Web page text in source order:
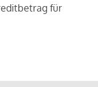
für